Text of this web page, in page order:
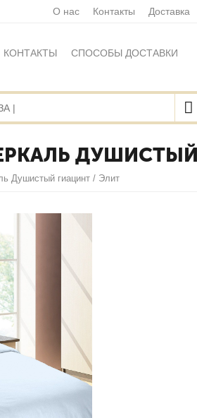
О нас Контакты Доставка
КОНТАКТЫ СПОСОБЫ ДОСТАВКИ
САЙТА
Душистый гиацинт / Элит